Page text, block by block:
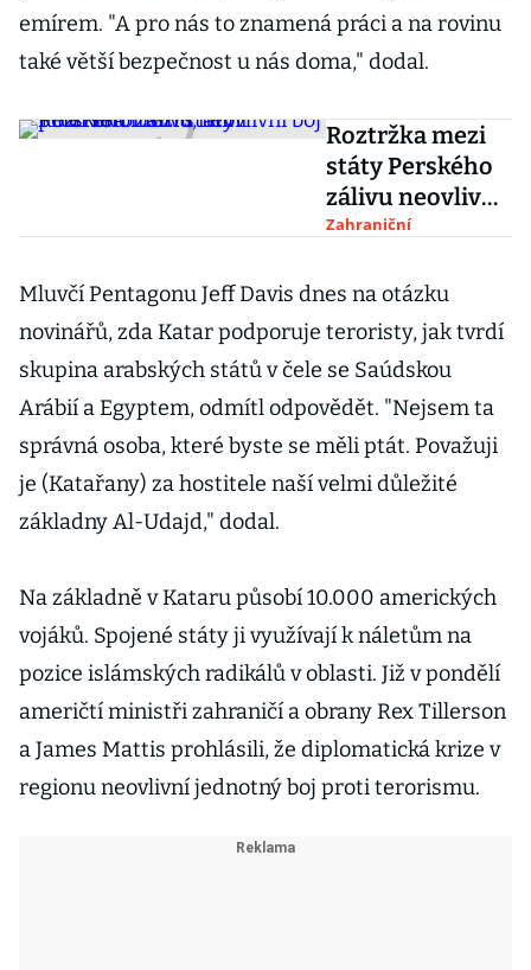
emírem. "A pro nás to znamená práci a na rovinu
také větší bezpečnost u nás doma," dodal.
Roztržka mezi
státy Perského
zálivu neovlivní
boj proti
Tillerson
Zahraniční
Mluvčí Pentagonu Jeff Davis dnes na otázku
novinářů, zda Katar podporuje teroristy, jak tvrdí
skupina arabských států v čele se Saúdskou
Arábií a Egyptem, odmítl odpovědět. "Nejsem ta
správná osoba, které byste se měli ptát. Považuji
je (Katařany) za hostitele naší velmi důležité
základny Al-Udajd," dodal.
Na základně v Kataru působí 10.000 amerických
vojáků. Spojené státy ji využívají k náletům na
pozice islámských radikálů v oblasti. Již v pondělí
američtí ministři zahraničí a obrany Rex Tillerson
a James Mattis prohlásili, že diplomatická krize v
regionu neovlivní jednotný boj proti terorismu.